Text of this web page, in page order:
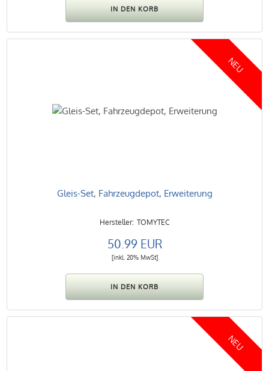
NEU
Gleis-Set, Fahrzeugdepot, Erweiterung
TOMYTEC
50.99 EUR
[inkl. 20% MwSt]
NEU